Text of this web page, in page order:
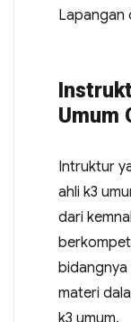
Lapangan
Umum
Intruktur
ahli k3
dari
bidangnya
materi
k3 umum.